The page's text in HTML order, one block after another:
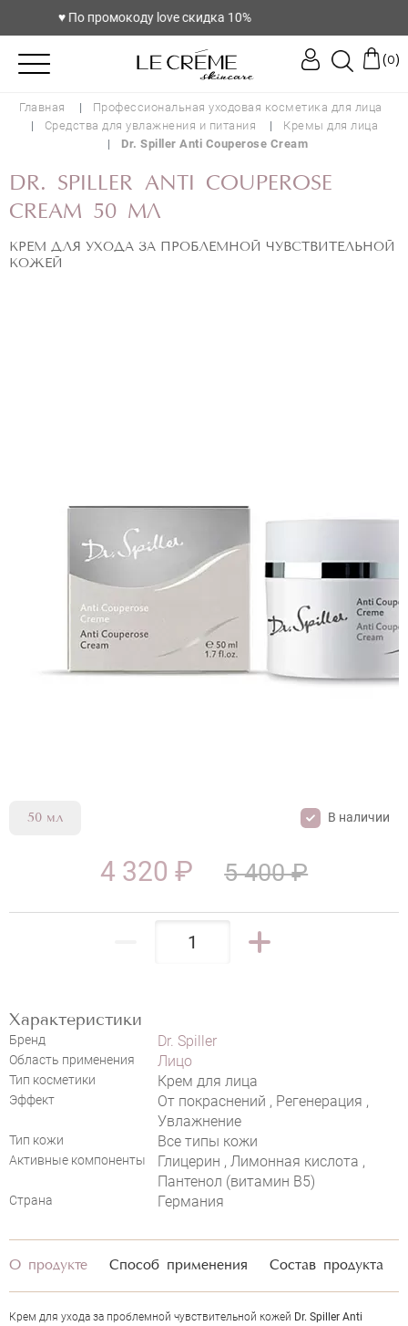
♥️ По промокоду love скидка 10%
(0)
Главная
Профессиональная уходовая косметика для лица
Средства для увлажнения и питания
Кремы для лица
Dr. Spiller Anti Couperose Cream
DR. SPILLER ANTI COUPEROSE
CREAM 50 МЛ
КРЕМ ДЛЯ УХОДА ЗА ПРОБЛЕМНОЙ ЧУВСТВИТЕЛЬНОЙ
КОЖЕЙ
DR. SPILLER ANTI COUPEROSE CREAM
50 мл В наличии
Характеристики
Бренд Dr. Spiller
Область применения Лицо
Тип косметики Крем для лица
Эффект
От покраснений , Регенерация ,
Увлажнение
Тип кожи Все типы кожи
Активные компоненты
Глицерин , Лимонная кислота ,
Пантенол (витамин B5)
Страна Германия
4 320 ₽ 5 400 ₽
О продукте Способ применения Состав продукта
Крем для ухода за проблемной чувствительной кожей Dr. Spiller Anti